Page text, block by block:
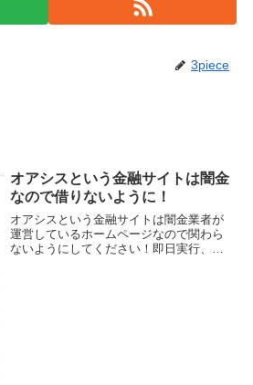
3piece
オアシスという金融サイトは闇金
なので借りないように！
オアシスという金融サイトは闇金業者が
運営しているホームページなので関わら
ないようにしてください！即日実行、他